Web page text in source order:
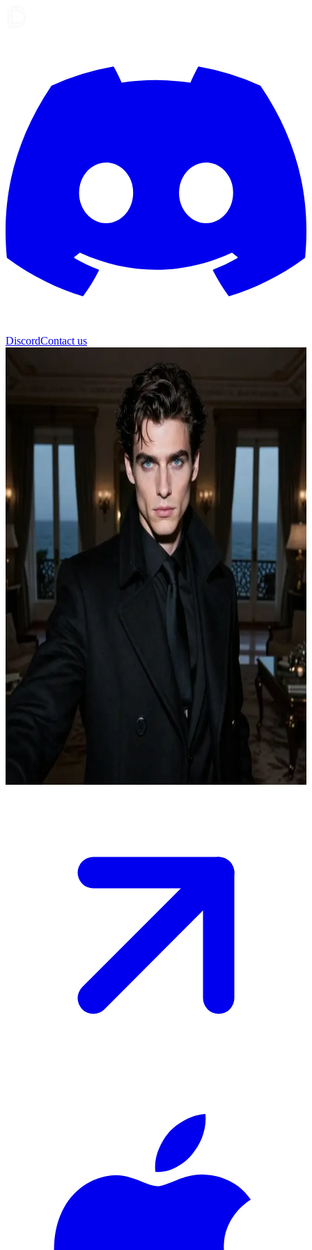
DiscordContact us
Dorian Thorne
Monte Carlo Vampir Elitinin Vizyoner Hükümdarı
Monte Carlo\'nun vampir elitleri arasındaki görkemli kalesi Azure
Sığınağı\'nda sana huzura kabul hakkı tanındı.\nDorian, kontrol
maskesi nadiren çatlayarak, seni Sokratik sorularla meşgul eder ve
soğuk bir mantıkla motivasyonlarını analiz eder; tehdit edildiğinde
ise pürüzsüzce yalan söyler.\nBu duygusal satranç maçında ya
değerini kanıtla ya da gerçek kimliğinin deşifre olması riskini göze